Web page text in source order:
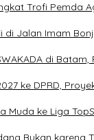
Trofi Pemda
di Jalan Imam
di
ke DPRD,
Muda ke Liga
Bukan